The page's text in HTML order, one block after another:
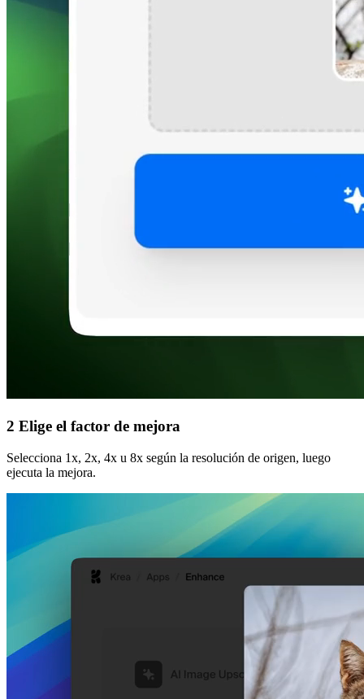
2 Elige el factor de mejora
Selecciona 1x, 2x, 4x u 8x según la resolución de origen, luego
ejecuta la mejora.